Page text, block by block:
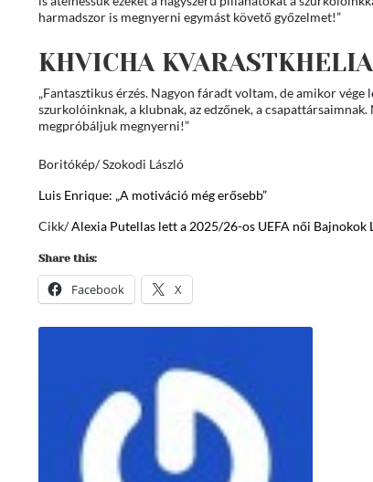
harmadszor is megnyerni egymást követő győzelmet!”
KHVICHA KVARASTKHELIA
„Fantasztikus érzés. Nagyon fáradt voltam, de amikor
szurkolóinknak, a klubnak, az edzőnek, a
megpróbáljuk megnyerni!”
Boritókép/ Szokodi László
Luis Enrique: „A motiváció még erősebb”
Cikk/Alexia Putellas lett a 2025/26-os UEFA női Bajnokok
Share this:
Facebook X